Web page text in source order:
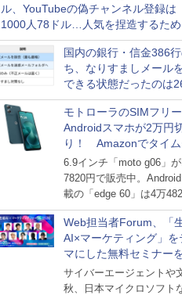
ル、YouTubeの偽チャンネル登録は
1000人78ドル…人気を捏造するため
価格リストが公開中
国内の銀行・信金386行
ち、なりすましメール
できる状態だったのは
にとどまる～GMOブラ
セキュリティ調査
モトローラのSIMフリー
Androidスマホが2万円
り！ Amazonでタイム
ル
6.9インチ「moto g06」
7820円で販売中。
載の「edge 60」は4万
Web担当者Forum、「
AI×マーケティング」を
マにした無料セミナーを
27日にオンライン開催
サイバーエージェントや
秋、日本マイクロソフト